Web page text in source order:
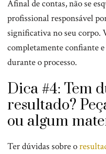
Afinal de contas, não se
profissional responsável
significativa no seu corpo.
completamente confiante
durante o processo.
Dica #4: Tem
resultado?
ou algum
Ter dúvidas sobre o